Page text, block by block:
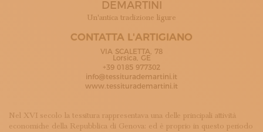
ISCRIVITI ALLA NEWSLETTER
LOGIN
DEMARTINI
Un'antica tradizione ligure
CONTATTA L'ARTIGIANO
VIA SCALETTA, 78
Lorsica, GE
+39 0185 977302
info@tessiturademartini.it
www.tessiturademartini.it
Nel XVI secolo la tessitura rappresentava una delle principali attività
economiche della Repubblica di Genova: ed è proprio in questo periodo